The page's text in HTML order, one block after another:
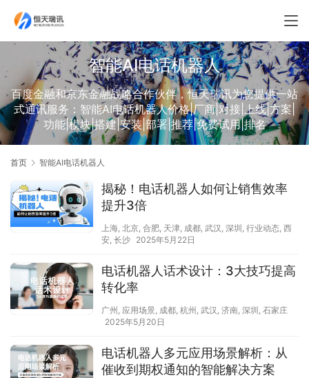
智能AI电话机器人
百度金融和京东金融战略合作伙伴，恒天瑞讯为您提供一站
式通讯服务：智能AI电话机器人价格|厂商|对接|上线|方案|
功能|模块|搭建|安装|部署|推荐|免费试用|排名
首页 智能AI电话机器人
揭秘！电话机器人如何让销售效率
提升3倍
上海, 北京, 合肥, 天津, 成都, 武汉 , 深圳 , 行业动态, 西
安, 长沙 2025年5月22日
电话机器人话术设计：3大技巧提高
转化率
广州 , 应用场景, 成都, 杭州 , 武汉 , 济南, 深圳 , 石家庄
2025年5月20日
电话机器人多元应用场景解析：从
催收到期权通知的智能解决方案​